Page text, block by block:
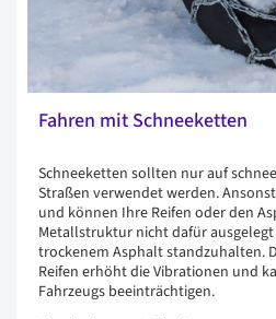
Fahren mit Schneeketten
Schneeketten sollten nur auf
Straßen verwendet werden.
und können Ihre Reifen oder den
Metallstruktur nicht dafür
trockenem Asphalt standzuhalten.
Reifen erhöht die Vibrationen und
Fahrzeugs beeinträchtigen.